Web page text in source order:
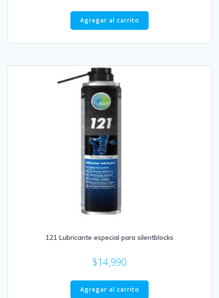
Agregar al carrito
121 Lubricante especial para silentblocks
$14,990
Agregar al carrito